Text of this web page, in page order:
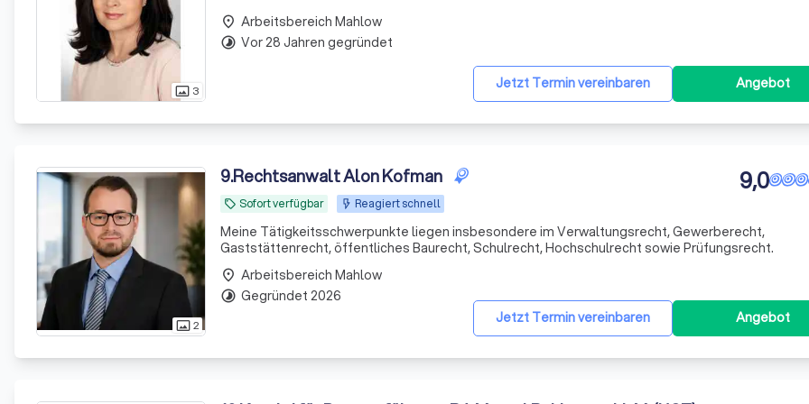
photo_size_select_actual 3 Jetzt Termin vereinbaren Angebot
place Arbeitsbereich Mahlow
timelapse Vor 28 Jahren gegründet
photo_size_select_actual2
9.Rechtsanwalt Alon Kofman
local_offer Sofort verfügbar Reagiert schnell
9,0
Meine Tätigkeitsschwerpunkte liegen insbesondere im Verwaltungsrecht, Gewerberecht,
Gaststättenrecht, öffentliches Baurecht, Schulrecht, Hochschulrecht sowie Prüfungsrecht.
Jetzt Termin vereinbaren Angebot
place Arbeitsbereich Mahlow
timelapse Gegründet 2026